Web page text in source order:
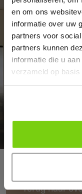
en om ons
informatie over uw
partners voor
partners kunnen
informatie die u
verzameld op basis
Terug naar